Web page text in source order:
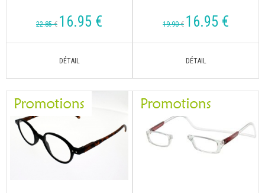
22.85 € 16.95 € 19.90 € 16.95 €